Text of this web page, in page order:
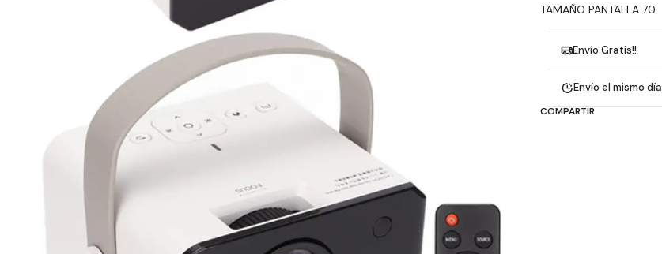
TAMAÑO PANTALLA 70
Envío Gratis!!
Envío el mismo día
COMPARTIR